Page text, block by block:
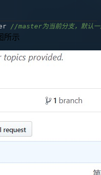
//master为当前分支，默认
所示